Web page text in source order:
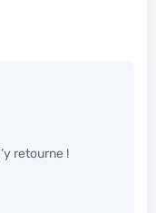
retourne !